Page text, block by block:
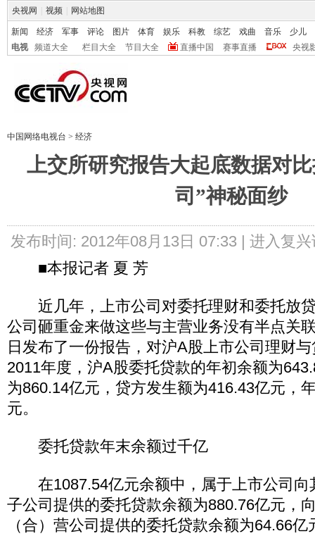
央视网 视频 网站地图
新闻 经济 军事 评论 图片 体育 娱乐 科教 综艺 戏曲 音乐
少儿
电视
频道大全 栏目大全 节目大全 直播中国 赛事直播 央视
中国网络电视台 > 经济
上交所研究报告大起底数据对
司”神秘面纱
发布时间: 2012年08月13日 07:33 | 进入复兴
■本报记者 夏 芳
近几年，上市公司对委托理财和委托放
公司砸重金来做这些与主营业务没有半点关
日发布了一份报告，对沪A股上市公司理财
2011年度，沪A股委托贷款的年初余额为
为860.14亿元，贷方发生额为416.43亿元，
元。
委托贷款年末余额过千亿
在1087.54亿元余额中，属于上市公司向
子公司提供的委托贷款余额为880.76亿元，
（合）营公司提供的委托贷款余额为64.66